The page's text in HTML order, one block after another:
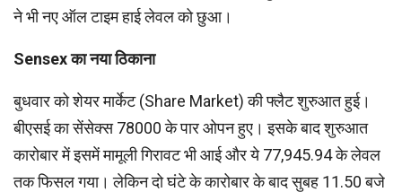
ने भी नए ऑल टाइम हाई लेवल को छुआ।
Sensexका नया ठिकाना
बुधवार को शेयर मार्केट (Share Market) की फ्लैट शुरुआत हुई।
बीएसई का सेंसेक्स 78000 के पार ओपन हुए। इसके बाद शुरुआत
कारोबार में इसमें मामूली गिरावट भी आई और ये 77,945.94 के लेवल
तक फिसल गया। लेकिन दो घंटे के कारोबार के बाद सुबह 11.50 बजे